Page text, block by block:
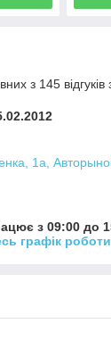
з 145 відгуків
1а,
з 09:00 до
графік роботи